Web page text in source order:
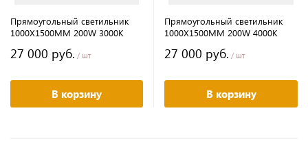
Прямоугольный светильник
1000Х1500MM 200W 3000K
27 000 руб. / шт
В корзину
Прямоугольный светильник
1000Х1500MM 200W 4000K
27 000 руб. / шт
В корзину